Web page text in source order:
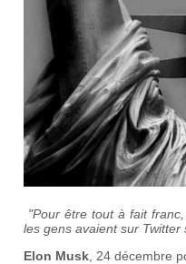
"Pour être tout à fait
les gens avaient sur
Elon Musk , 24 décembre